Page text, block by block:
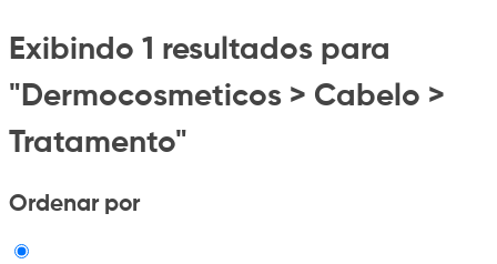
Exibindo 1 resultados para
"Dermocosmeticos > Cabelo >
Tratamento"
Ordenar por